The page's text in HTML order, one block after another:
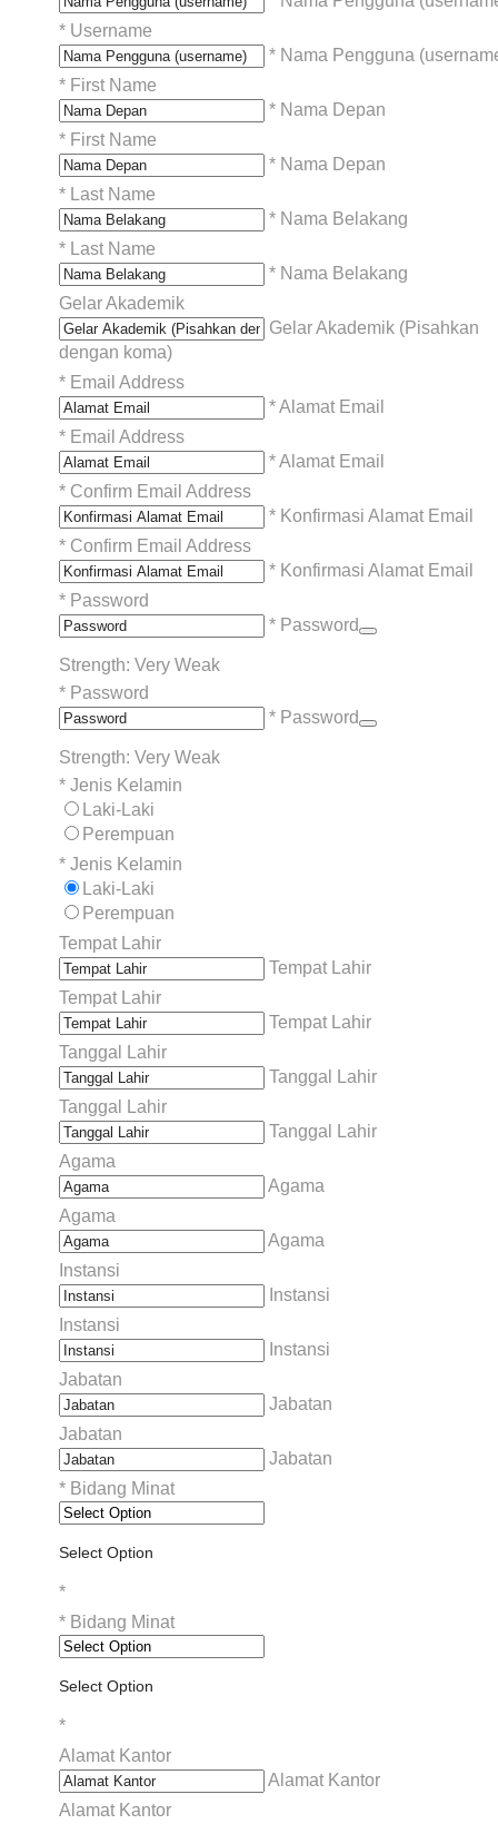
* Username
* Nama Pengguna
* First Name
* Nama Depan
* First Name
* Nama Depan
* Last Name
* Nama Belakang
* Last Name
* Nama Belakang
Gelar Akademik
Gelar Akademik (Pisahkan
dengan koma)
* Email Address
* Alamat Email
* Email Address
* Alamat Email
* Confirm Email Address
* Konfirmasi Alamat Email
* Confirm Email Address
* Konfirmasi Alamat Email
* Password
* Password
Strength: Very Weak
* Password
* Password
Strength: Very Weak
* Jenis Kelamin
Laki-Laki
Perempuan
* Jenis Kelamin
Laki-Laki
Perempuan
Tempat Lahir
Tempat Lahir
Tempat Lahir
Tempat Lahir
Tanggal Lahir
Tanggal Lahir
Tanggal Lahir
Tanggal Lahir
Agama
Agama
Agama
Agama
Instansi
Instansi
Instansi
Instansi
Jabatan
Jabatan
Jabatan
Jabatan
* Bidang Minat
Select Option
*
* Bidang Minat
Select Option
*
Alamat Kantor
Alamat Kantor
Alamat Kantor